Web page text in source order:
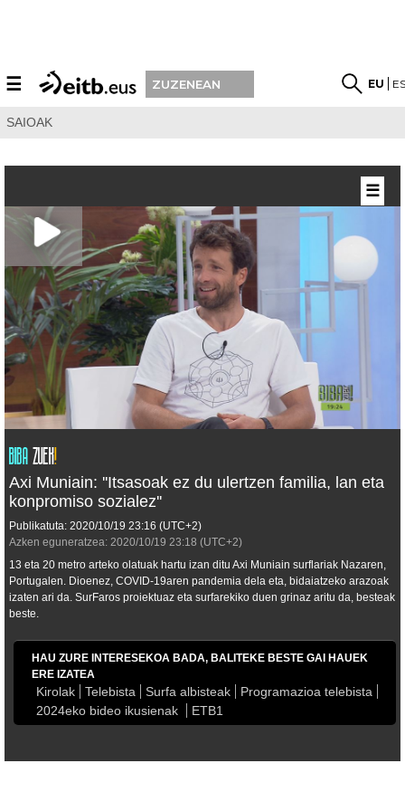
☰ ZUZENEAN EU
SAIOAK
Axi Muniain: ''Itsasoak ez du ulertzen familia, lan eta
konpromiso sozialez''
Publikatuta: 2020/10/19 23:16 (UTC+2)
Azken eguneratzea: 2020/10/19 23:18 (UTC+2)
13 eta 20 metro arteko olatuak hartu izan ditu Axi Muniain surflariak Nazaren,
Portugalen. Dioenez, COVID-19aren pandemia dela eta, bidaiatzeko arazoak
izaten ari da. SurFaros proiektuaz eta surfarekiko duen grinaz aritu da, besteak
beste.
HAU ZURE INTERESEKOA BADA, BALITEKE BESTE GAI HAUEK
ERE IZATEA
Kirolak Telebista Surfa albisteak
Programazioa telebista
2024eko bideo ikusienak
ETB1
☰